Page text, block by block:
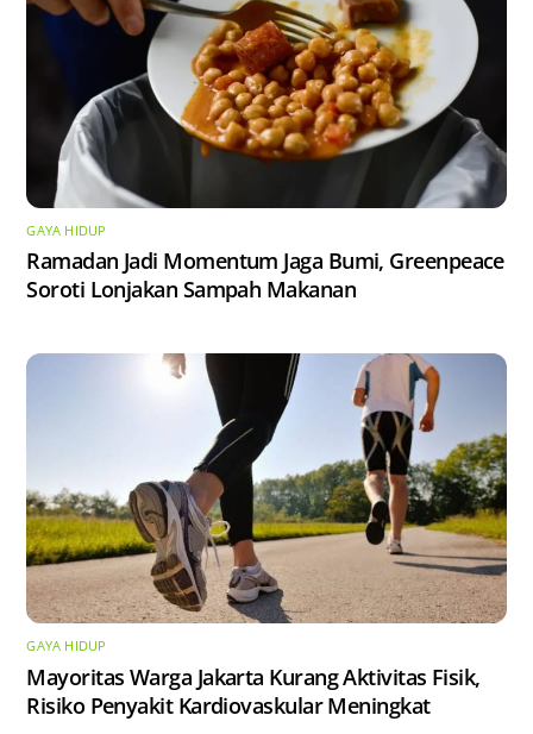
GAYA HIDUP
Ramadan Jadi Momentum Jaga Bumi, Greenpeace
Soroti Lonjakan Sampah Makanan
GAYA HIDUP
Mayoritas Warga Jakarta Kurang Aktivitas Fisik,
Risiko Penyakit Kardiovaskular Meningkat